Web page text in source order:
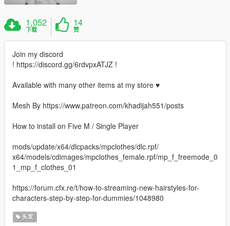
1,052
下载
14
赞
Join my discord
! https://discord.gg/6rdvpxATJZ !
Available with many other items at my store ♥
Mesh By https://www.patreon.com/khadijah551/posts
How to install on Five M / Single Player
mods/update/x64/dlcpacks/mpclothes/dlc.rpf/
x64/models/cdimages/mpclothes_female.rpf/mp_f_freemode_0
1_mp_f_clothes_01
https://forum.cfx.re/t/how-to-streaming-new-hairstyles-for-
characters-step-by-step-for-dummies/1048980
头发